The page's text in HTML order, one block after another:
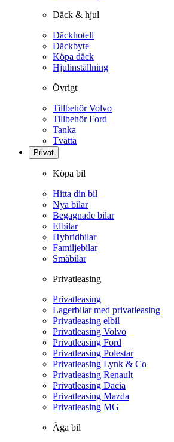
Däck & hjul
Däckhotell
Däckbyte
Köpa däck
Hjulinställning
Övrigt
Tillbehör Volvo
Tillbehör Ford
Tanka
Tvätta
Privat
Köpa bil
Hitta din bil
Nya bilar
Begagnade bilar
Elbilar
Hybridbilar
Familjebilar
Småbilar
Privatleasing
Privatleasing
Lagerbilar med privatleasing
Privatleasing elbil
Privatleasing Volvo
Privatleasing Ford
Privatleasing Polestar
Privatleasing Lynk & Co
Privatleasing Renault
Privatleasing Dacia
Privatleasing Mazda
Privatleasing MG
Äga bil